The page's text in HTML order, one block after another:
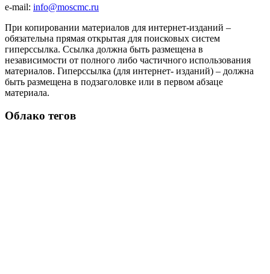
e-mail: info@moscmc.ru
При копировании материалов для интернет-изданий –
обязательна прямая открытая для поисковых систем
гиперссылка. Ссылка должна быть размещена в
независимости от полного либо частичного использования
материалов. Гиперссылка (для интернет- изданий) – должна
быть размещена в подзаголовке или в первом абзаце
материала.
Облако тегов